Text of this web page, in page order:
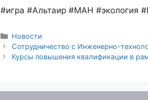
#игра #Альтаир #МАН #экология
Рубрики
Новости
Сотрудничество с Инженерно-
Курсы повышения квалификации в